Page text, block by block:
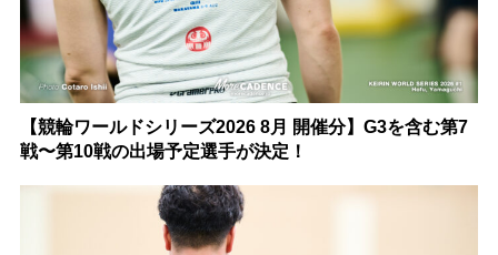
【競輪ワールドシリーズ2026 8月 開催分】G3を含む第7
戦〜第10戦の出場予定選手が決定！